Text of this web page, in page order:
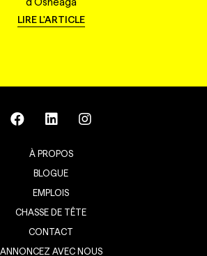
LIRE L'ARTICLE
À PROPOS
BLOGUE
EMPLOIS
CHASSE DE TÊTE
CONTACT
ANNONCEZ AVEC NOUS